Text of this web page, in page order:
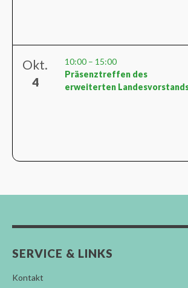
Okt.
4
10:00 – 15:00
Präsenztreffen des
erweiterten
SERVICE & LINKS
Kontakt